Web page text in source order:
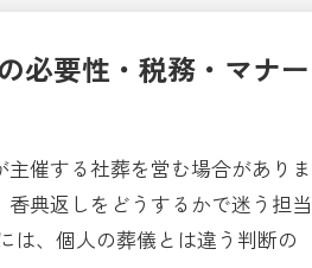
必要性・税務・マナー
催する社葬を営む場合がありま
典返しをどうするかで迷う担当
は、個人の葬儀とは違う判断の